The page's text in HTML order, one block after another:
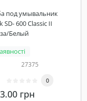
под умывальник
SD- 600 Classic II
Белый
27375
0
грн